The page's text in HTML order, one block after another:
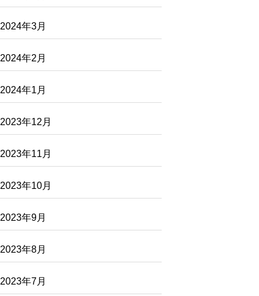
2024年3月
2024年2月
2024年1月
2023年12月
2023年11月
2023年10月
2023年9月
2023年8月
2023年7月